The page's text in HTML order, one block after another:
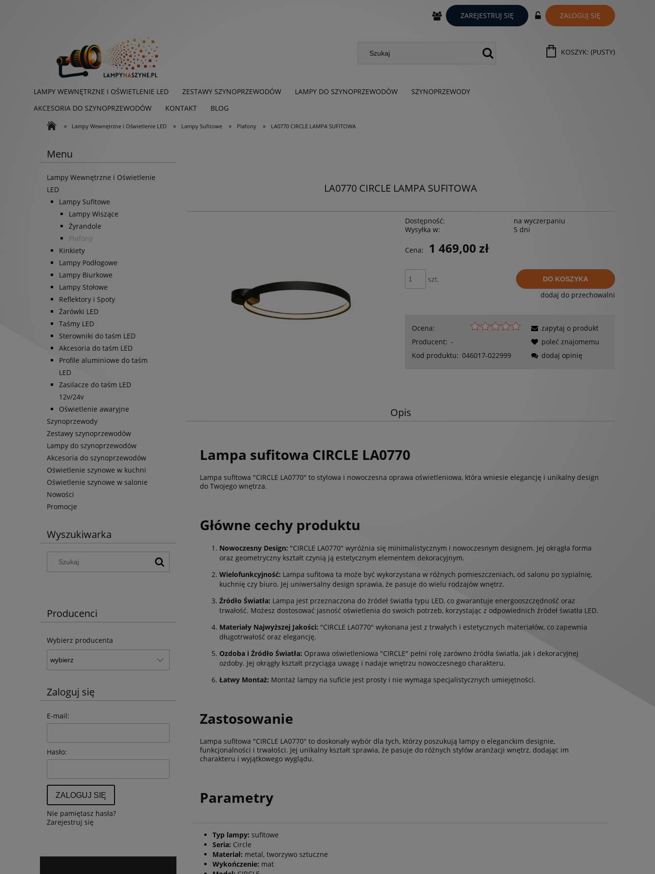
ZAREJESTRUJ SIĘ ZALOGUJ SIĘ
KOSZYK: (PUSTY)
LAMPY WEWNĘTRZNE I OŚWIETLENIE LED ZESTAWY SZYNOPRZEWODÓW LAMPY DO SZYNOPRZEWODÓW
SZYNOPRZEWODY
AKCESORIA DO SZYNOPRZEWODÓW
KONTAKT BLOG
» Lampy Wewnętrzne i Oświetlenie LED » Lampy Sufitowe » Plafony » LA0770 CIRCLE LAMPA SUFITOWA
Menu
Lampy Wewnętrzne i Oświetlenie
LED
Lampy Sufitowe
Lampy Wiszące
Żyrandole
Plafony
Kinkiety
Lampy Podłogowe
Lampy Biurkowe
Lampy Stołowe
Reflektory i Spoty
Żarówki LED
Taśmy LED
Sterowniki do taśm LED
Akcesoria do taśm LED
Profile aluminiowe do taśm
LED
Zasilacze do taśm LED
12v/24v
Oświetlenie awaryjne
Szynoprzewody
Zestawy szynoprzewodów
Lampy do szynoprzewodów
Akcesoria do szynoprzewodów
Oświetlenie szynowe w kuchni
Oświetlenie szynowe w salonie
Nowości
Promocje
Wyszukiwarka
Producenci
Wybierz producenta
Zaloguj się
E-mail:
Hasło:
ZALOGUJ SIĘ
Nie pamiętasz hasła?
Zarejestruj się
LA0770 CIRCLE LAMPA SUFITOWA
Dostępność:
na wyczerpaniu
Wysyłka w:
5 dni
Cena: 1 469,00 zł
szt. DO KOSZYKA
dodaj do przechowalni
Ocena:
Producent: -
Kod produktu: 046017-022999
zapytaj o produkt
poleć znajomemu
dodaj opinię
Opis
Lampa sufitowa CIRCLE LA0770
Lampa sufitowa "CIRCLE LA0770" to stylowa i nowoczesna oprawa oświetleniowa, która wniesie elegancję i unikalny design
do Twojego wnętrza.
Główne cechy produktu
Nowoczesny Design: "CIRCLE LA0770" wyróżnia się minimalistycznym i nowoczesnym designem. Jej okrągła forma
oraz geometryczny kształt czynią ją estetycznym elementem dekoracyjnym.
Wielofunkcyjność: Lampa sufitowa ta może być wykorzystana w różnych pomieszczeniach, od salonu po sypialnię,
kuchnię czy biuro. Jej uniwersalny design sprawia, że pasuje do wielu rodzajów wnętrz.
Źródło Światła: Lampa jest przeznaczona do źródeł światła typu LED, co gwarantuje energooszczędność oraz
trwałość. Możesz dostosować jasność oświetlenia do swoich potrzeb, korzystając z odpowiednich źródeł światła LED.
Materiały Najwyższej Jakości: "CIRCLE LA0770" wykonana jest z trwałych i estetycznych materiałów, co zapewnia
długotrwałość oraz elegancję.
Ozdoba i Źródło Światła: Oprawa oświetleniowa "CIRCLE" pełni rolę zarówno źródła światła, jak i dekoracyjnej
ozdoby. Jej okrągły kształt przyciąga uwagę i nadaje wnętrzu nowoczesnego charakteru.
Łatwy Montaż: Montaż lampy na suficie jest prosty i nie wymaga specjalistycznych umiejętności.
Zastosowanie
Lampa sufitowa "CIRCLE LA0770" to doskonały wybór dla tych, którzy poszukują lampy o eleganckim designie,
funkcjonalności i trwałości. Jej unikalny kształt sprawia, że pasuje do różnych stylów aranżacji wnętrz, dodając im
charakteru i wyjątkowego wyglądu.
Parametry
Typ lampy: sufitowe
Seria: Circle
Materiał: metal, tworzywo sztuczne
Wykończenie: mat